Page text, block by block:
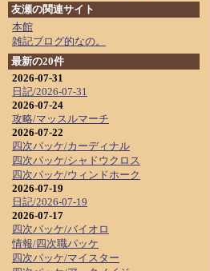
友瀬の関連サイト
本館
雑記ブログ的なの。
最新の20件
2026-07-31
日記/2026-07-31
2026-07-24
攻略/マッスルマーチ
2026-07-22
四次パッケ/カーディナル
四次パッケ/シャドウクロス
四次パッケ/ウィンドホーク
2026-07-19
日記/2026-07-19
2026-07-17
四次パッケ/バイオロ
情報/四次職パッケ
四次パッケ/マイスター